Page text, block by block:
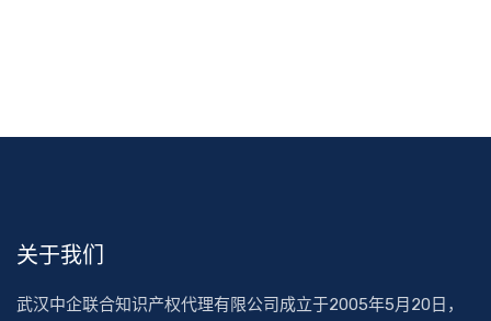
关于我们
武汉中企联合知识产权代理有限公司成立于2005年5月20日，